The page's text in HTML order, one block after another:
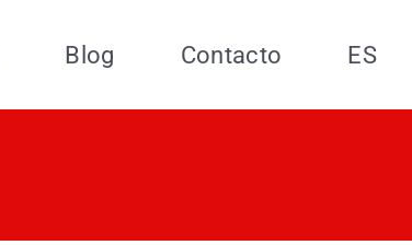
Blog Contacto ES